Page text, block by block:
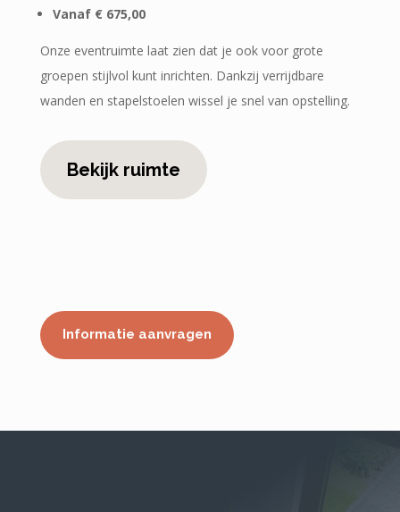
Vanaf € 675,00
Onze eventruimte laat zien dat je ook voor grote
groepen stijlvol kunt inrichten. Dankzij verrijdbare
wanden en stapelstoelen wissel je snel van opstelling.
Bekijk ruimte
Informatie aanvragen